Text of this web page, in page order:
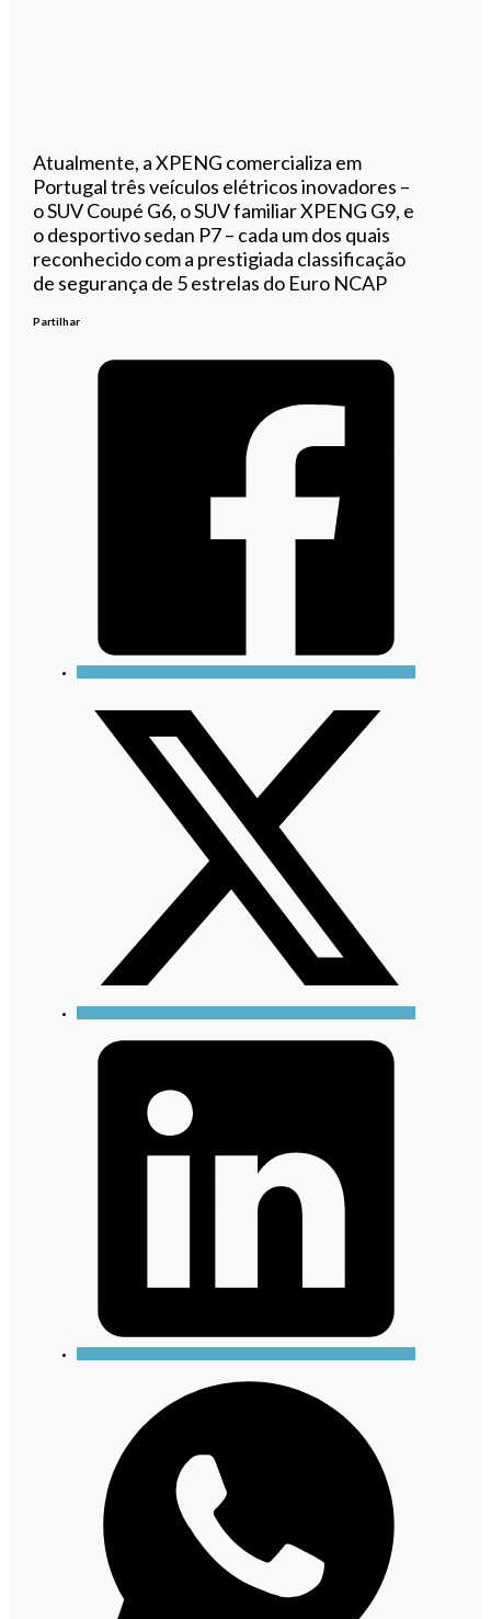
Atualmente, a XPENG comercializa em
Portugal três veículos elétricos inovadores –
o SUV Coupé G6, o SUV familiar XPENG G9, e
o desportivo sedan P7 – cada um dos quais
reconhecido com a prestigiada classificação
de segurança de 5 estrelas do Euro NCAP
Partilhar